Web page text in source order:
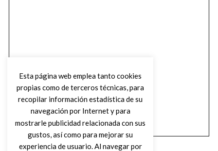
Esta página web emplea tanto cookies
propias como de terceros técnicas, para
recopilar información estadística de su
navegación por Internet y para
mostrarle publicidad relacionada con sus
gustos, así como para mejorar su
experiencia de usuario. Al navegar por